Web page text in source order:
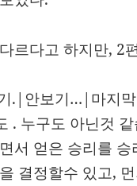
르다고 하지만, 2
.|안보기…|마지막
. 누구도 아닌것
서 얻은 승리를
결정할수 있고,